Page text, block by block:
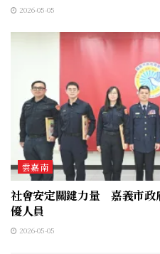
2026-05-05
雲嘉南
社會安定關鍵力量 嘉義市政
優人員
2026-05-05